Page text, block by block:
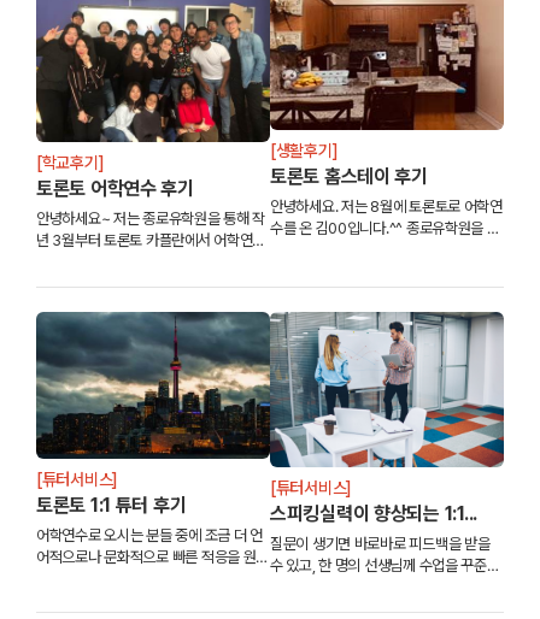
[학교후기]
토론토 어학연수 후기
안녕하세요~ 저는 종로유학원을 통해 작
년 3월부터 토론토 카플란에서 어학연수
[생활후기]
토론토 홈스테이 후기
안녕하세요. 저는 8월에 토론토로 어학연
수를 온 김00입니다.^^ 종로유학원을 통
[튜터서비스]
토론토 1:1 튜터 후기
어학연수로 오시는 분들 중에 조금 더 언
어적으로나 문화적으로 빠른 적응을 원하
[튜터서비스]
스피킹실력이 향상되는 1:1...
질문이 생기면 바로바로 피드백을 받을
수 있고, 한 명의 선생님께 수업을 꾸준히
나 특히 약한 영역을 잘 파악 할 수 있는